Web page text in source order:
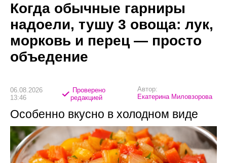
Когда обычные гарниры
надоели, тушу 3 овоща: лук,
морковь и перец — просто
объедение
06.08.2026
13:46
Проверено
редакцией
Автор:
Екатерина Миловзорова
Особенно вкусно в холодном виде